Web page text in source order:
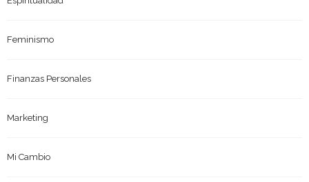
Feminismo
Finanzas Personales
Marketing
Mi Cambio